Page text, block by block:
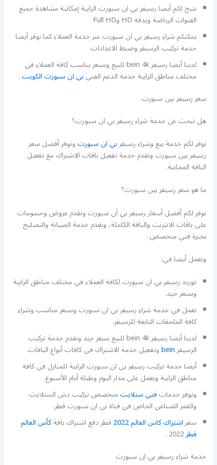
يتيح لكم أيضا رسيفر بي ان سبورت الرابية إمكانية مشاهدة جميع
القنوات الرياضة وبدقة HD وFull HD
يمكنكم شراء رسيفر بي ان سبورت عبر خدمة العملاء كما نوفر أيضا
خدمة تركيب الرسيفر وضبط الاعدادات
لدينا أيضا رسيفر bein 4k للبيع وبسعر يناسب كافة العملاء في
مختلف مناطق الرابية خدمة الدعم الفنيبي ان سبورت الكويت.
سعر رسيفر بين سبورت
هل تبحث عن خدمة شراء رسيفر بي ان سبورت؟
نوفر لكم خدمة بيع وشراء رسيفربي ان سبورتونوفر أفضل سعر
رسيفر بين سبورت ونقدم خدمة تفعيل باقات الاشتراك مع تفعيل
الباقة المجانية.
ما هو سعر رسيفر بين سبورت؟
نوفر لكم أفضل أسعار رسيفر بي أن سبورت ونقدم عروض وحسومات
على باقات الانترنت والباقة الكاملة، ونقدم خدمة الصيانة والتصليح
بخبرة فني متخصص.
ونعمل أيضا في:
توريد رسيفر بي ان سبورت لكافة العملاء في مختلف مناطق الرابية
وبسعر حيد.
نعمل في خدمة شراء رسيفر بي ان سبورت وبسعر مناسب وشراء
كافة الملحقات التابعة للرسيفر.
لدينا أيضا رسيفر bein 4k للبيع بسعر جيد ونقدم خدمة تركيب
الرسيفرbeinوتفعيل خدمة الاشتراك في كافات أنواع الباقات.
أيضا خدمة تركيب رسيفر بي ان سبورت الرابية للمنازل في كافة
مناطق الرابية ونعمل على مدار اليوم وطيلة أيام الأسبوع.
ونوفر خدماتفني ستلايتمتخصص تركيب دش الستلايت
والقمر الصناعي الخاص في قناة بي ان سبورت قطر.
سعراشتراك كاس العالم 2022 قطر دفع اشتراك باقةكأس العالم
قطر2022 .
خدمة شراء رسيفر بي ان سبورت